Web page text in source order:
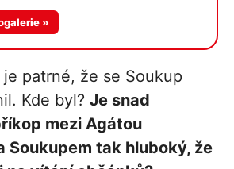
»
patrné, že se Soukup
Kde byl? Je snad
mezi Agátou
Soukupem tak hluboký, že